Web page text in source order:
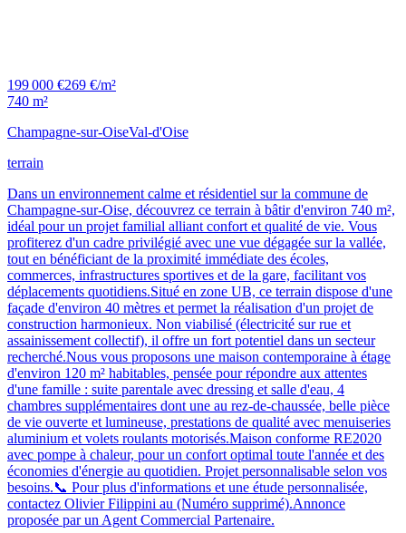
199 000 €269 €/m²
740 m²
Champagne-sur-OiseVal-d'Oise
terrain
Dans un environnement calme et résidentiel sur la commune de
Champagne-sur-Oise, découvrez ce terrain à bâtir d'environ 740 m²,
idéal pour un projet familial alliant confort et qualité de vie. Vous
profiterez d'un cadre privilégié avec une vue dégagée sur la vallée,
tout en bénéficiant de la proximité immédiate des écoles,
commerces, infrastructures sportives et de la gare, facilitant vos
déplacements quotidiens.Situé en zone UB, ce terrain dispose d'une
façade d'environ 40 mètres et permet la réalisation d'un projet de
construction harmonieux. Non viabilisé (électricité sur rue et
assainissement collectif), il offre un fort potentiel dans un secteur
recherché.Nous vous proposons une maison contemporaine à étage
d'environ 120 m² habitables, pensée pour répondre aux attentes
d'une famille : suite parentale avec dressing et salle d'eau, 4
chambres supplémentaires dont une au rez-de-chaussée, belle pièce
de vie ouverte et lumineuse, prestations de qualité avec menuiseries
aluminium et volets roulants motorisés.Maison conforme RE2020
avec pompe à chaleur, pour un confort optimal toute l'année et des
économies d'énergie au quotidien. Projet personnalisable selon vos
besoins.📞 Pour plus d'informations et une étude personnalisée,
contactez Olivier Filippini au (Numéro supprimé).Annonce
proposée par un Agent Commercial Partenaire.